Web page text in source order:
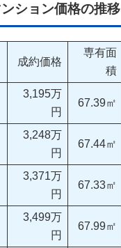
ション価格の推移
成約価格
専有面
積
3,195万
円
67.39㎡
3,248万
円
67.44㎡
3,371万
円
67.33㎡
3,499万
円
67.99㎡